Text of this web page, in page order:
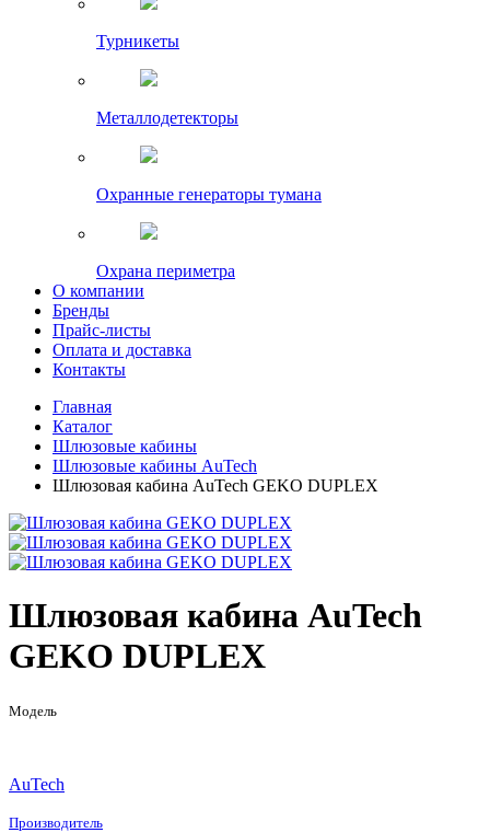
Турникеты
Металлодетекторы
Охранные генераторы тумана
Охрана периметра
О компании
Бренды
Прайс-листы
Оплата и доставка
Контакты
Главная
Каталог
Шлюзовые кабины
Шлюзовые кабины AuTech
Шлюзовая кабина AuTech GEKO DUPLEX
Шлюзовая кабина AuTech
GEKO DUPLEX
Модель
AuTech
Производитель